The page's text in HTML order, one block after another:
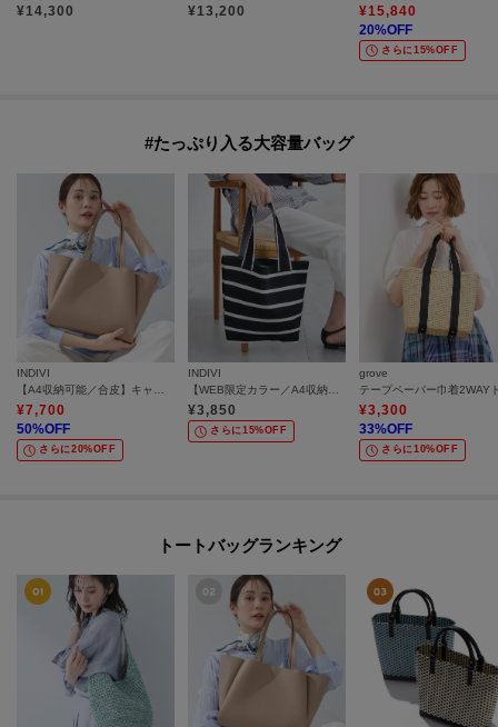
¥14,300 ¥13,200 ¥15,840
20%OFF
さらに15%OFF
#たっぷり入る大容量バッグ
INDIVI
【A4収納可能／合皮】キャリアタックバッグ
¥7,700
50%OFF
さらに20%OFF
INDIVI
【WEB限定カラー／A4収納】柄ニットバッグ
¥3,850
さらに15%OFF
grove
¥3,300
33%OFF
さらに10%OFF
トートバッグランキング